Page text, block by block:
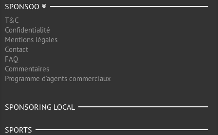
SPONSOO ®
T&C
Confidentialité
Mentions légales
Contact
FAQ
Commentaires
Programme d'agents commerciaux
SPONSORING LOCAL
SPORTS